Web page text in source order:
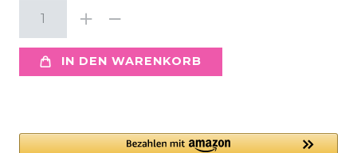
IN DEN WARENKORB